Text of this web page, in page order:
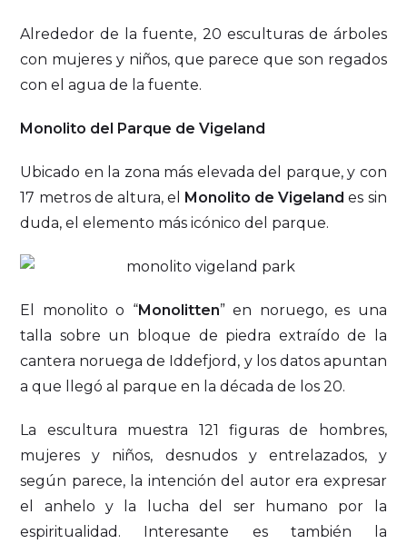
Alrededor de la fuente, 20 esculturas de árboles
con mujeres y niños, que parece que son regados
con el agua de la fuente.
Monolito del Parque de Vigeland
Ubicado en la zona más elevada del parque, y con
17 metros de altura, el Monolito de Vigeland es sin
duda, el elemento más icónico del parque.
El monolito o “Monolitten” en noruego, es una
talla sobre un bloque de piedra extraído de la
cantera noruega de Iddefjord, y los datos apuntan
a que llegó al parque en la década de los 20.
La escultura muestra 121 figuras de hombres,
mujeres y niños, desnudos y entrelazados, y
según parece, la intención del autor era expresar
el anhelo y la lucha del ser humano por la
espiritualidad. Interesante es también la